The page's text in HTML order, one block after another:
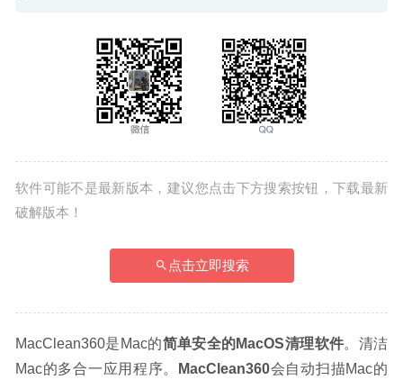
软件可能不是最新版本，建议您点击下方搜索按钮，下载最新
破解版本！
点击立即搜索
MacClean360是Mac的简单安全的MacOS清理软件。清洁
Mac的多合一应用程序。
MacClean360会自动扫描Mac的